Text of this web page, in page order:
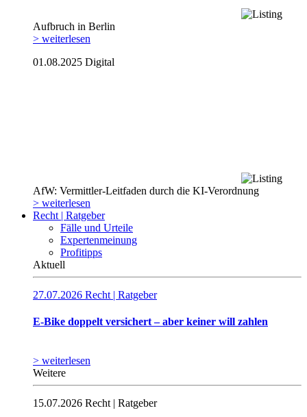
Aufbruch in Berlin
> weiterlesen
01.08.2025 Digital
AfW: Vermittler-Leitfaden durch die KI-Verordnung
> weiterlesen
Recht | Ratgeber
Fälle und Urteile
Expertenmeinung
Profitipps
Aktuell
27.07.2026 Recht | Ratgeber
E-Bike doppelt versichert – aber keiner will zahlen
> weiterlesen
Weitere
15.07.2026 Recht | Ratgeber